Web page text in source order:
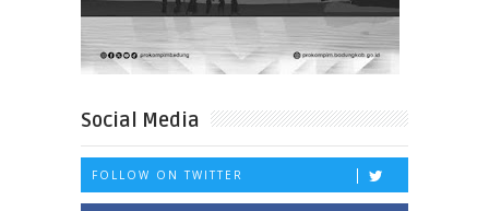
Social Media
FOLLOW ON TWITTER